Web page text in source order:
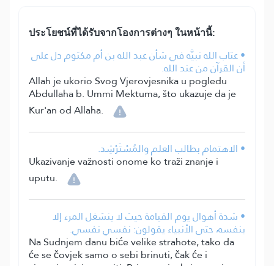
ประโยชน์​ที่​ได้รับ​จากโองการต่างๆ ในหน้านี้:
• عتاب الله نبيَّه في شأن عبد الله بن أم مكتوم دل على
أن القرآن من عند الله.
Allah je ukorio Svog Vjerovjesnika u pogledu
Abdullaha b. Ummi Mektuma, što ukazuje da je
Kur'an od Allaha.
• الاهتمام بطالب العلم والمُسْتَرْشِد.
Ukazivanje važnosti onome ko traži znanje i
uputu.
• شدة أهوال يوم القيامة حيث لا ينشغل المرء إلا
بنفسه، حتى الأنبياء يقولون: نفسي نفسي.
Na Sudnjem danu biće velike strahote, tako da
će se čovjek samo o sebi brinuti, čak će i